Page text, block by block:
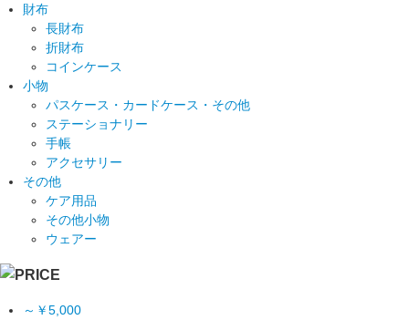
財布
長財布
折財布
コインケース
小物
パスケース・カードケース・その他
ステーショナリー
手帳
アクセサリー
その他
ケア用品
その他小物
ウェアー
～￥5,000